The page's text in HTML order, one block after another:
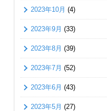
2023年10月 (4)
2023年9月 (33)
2023年8月 (39)
2023年7月 (52)
2023年6月 (43)
2023年5月 (27)